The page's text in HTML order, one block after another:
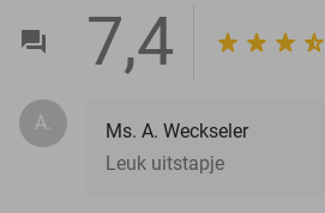
7,4
A.
Ms. A. Weckseler
Leuk uitstapje